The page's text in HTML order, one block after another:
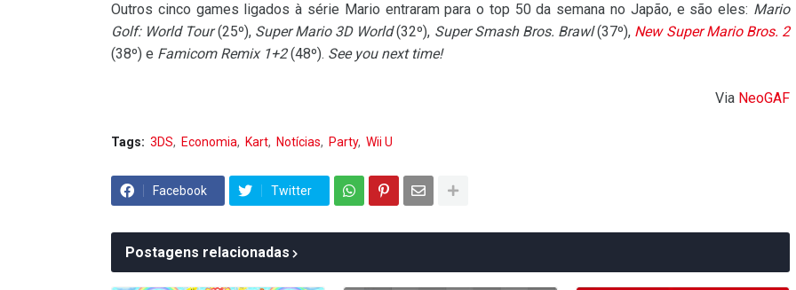
Outros cinco games ligados à série Mario entraram para o top 50 da semana no Japão, e são eles: Mario
Golf: World Tour(25º), Super Mario 3D World(32º), Super Smash Bros. Brawl(37º), New Super Mario Bros. 2
(38º) e Famicom Remix 1+2(48º). See you next time!
Via NeoGAF
Tags: 3DS Economia Kart Notícias Party Wii U
Facebook Twitter
Postagens relacionadas